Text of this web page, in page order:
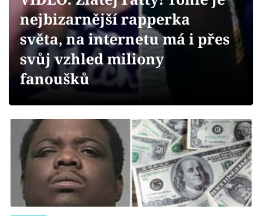
Videa
Sledujte prima+
Sledujte nás
nejbizarnější rapperka
světa, na internetu má i přes
svůj vzhled miliony
fanoušků